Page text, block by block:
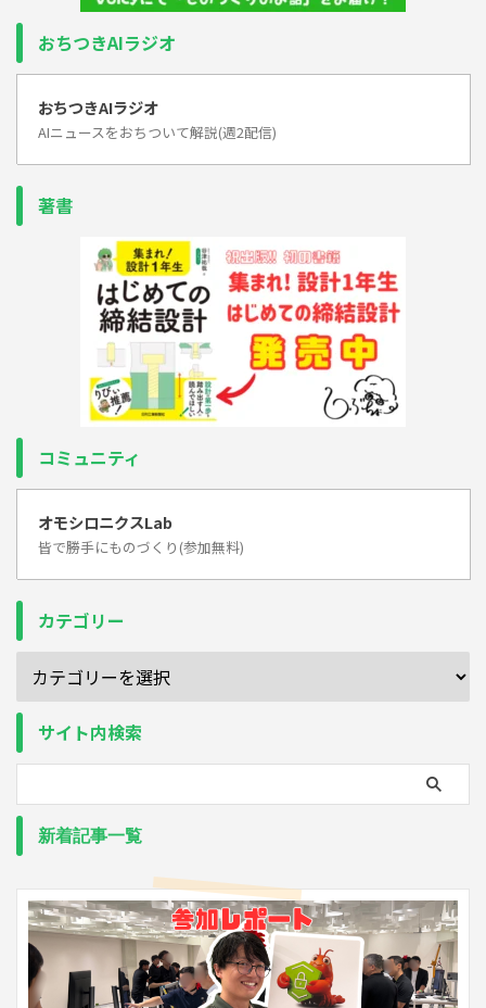
おちつきAIラジオ
おちつきAIラジオ
AIニュースをおちついて解説(週2配信)
著書
コミュニティ
オモシロニクスLab
皆で勝手にものづくり(参加無料)
カテゴリー
サイト内検索
新着記事一覧